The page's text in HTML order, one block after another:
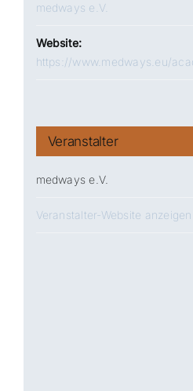
medways e.V.
Website:
https://www.medways.eu/
Veranstalter
medways e.V.
Veranstalter-Website anzeigen